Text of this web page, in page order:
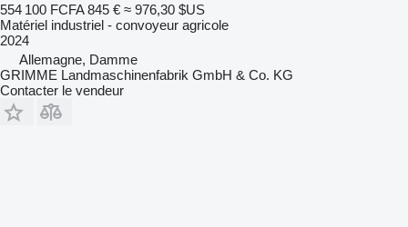
554 100 FCFA 845 € ≈ 976,30 $US
Matériel industriel - convoyeur agricole
2024
Allemagne, Damme
GRIMME Landmaschinenfabrik GmbH & Co. KG
Contacter le vendeur